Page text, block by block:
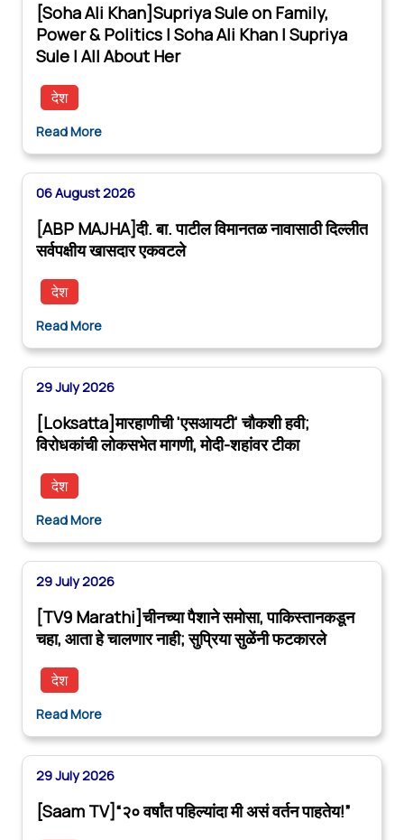
[Soha Ali Khan]Supriya Sule on Family,
Power & Politics | Soha Ali Khan | Supriya
Sule | All About Her
देश
Read More
06 August 2026
[ABP MAJHA]दी. बा. पाटील विमानतळ नावासाठी दिल्लीत
सर्वपक्षीय खासदार एकवटले
देश
Read More
29 July 2026
[Loksatta]मारहाणीची 'एसआयटी' चौकशी हवी;
विरोधकांची लोकसभेत मागणी, मोदी-शहांवर टीका
देश
Read More
29 July 2026
[TV9 Marathi]चीनच्या पैशाने समोसा, पाकिस्तानकडून
चहा, आता हे चालणार नाही; सुप्रिया सुळेंनी फटकारले
देश
Read More
29 July 2026
[Saam TV]“२० वर्षांत पहिल्यांदा मी असं वर्तन पाहतेय!”